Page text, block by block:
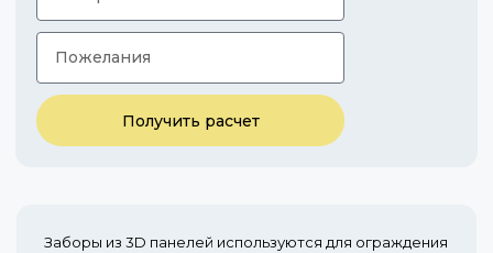
Получить расчет
Заборы из 3D панелей используются для ограждения